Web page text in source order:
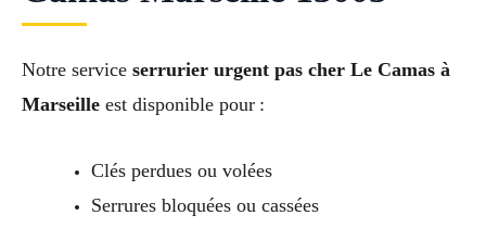
Notre service serrurier urgent pas cher Le Camas à
Marseille est disponible pour :
Clés perdues ou volées
Serrures bloquées ou cassées